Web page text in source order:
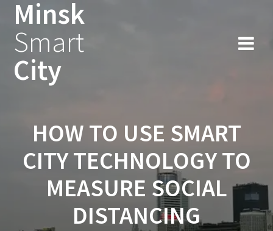
Minsk
Smart
City
HOW TO USE SMART
CITY TECHNOLOGY TO
MEASURE SOCIAL
DISTANCING